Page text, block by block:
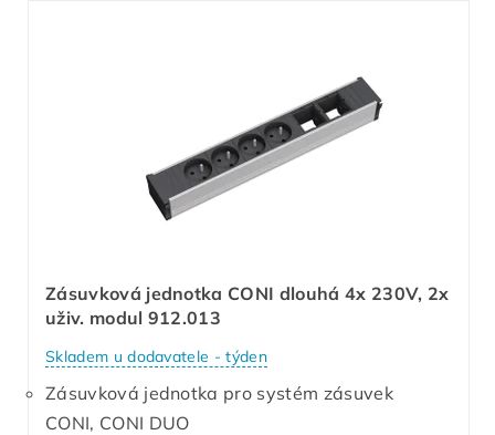
Zásuvková jednotka CONI dlouhá 4x 230V, 2x
uživ. modul 912.013
Skladem u dodavatele - týden
Zásuvková jednotka pro systém zásuvek
CONI, CONI DUO